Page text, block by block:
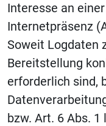
Interesse an
Internetpräsenz
Soweit Logdaten
Bereitstellung
erforderlich sind,
bzw. Art. 6 Abs. 1